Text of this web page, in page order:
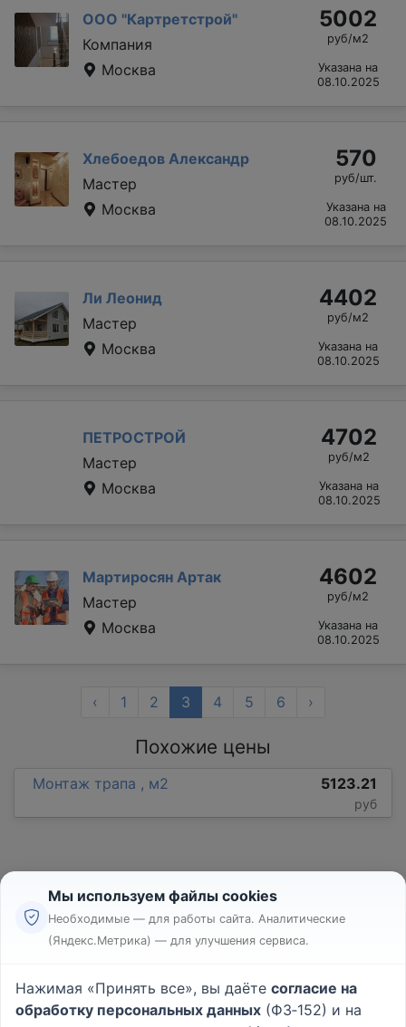
ООО "Картретстрой"
Компания
Москва
5002
руб/м2
Указана на
08.10.2025
Хлебоедов Александр
Мастер
Москва
570
руб/шт.
Указана на
08.10.2025
Ли Леонид
Мастер
Москва
4402
руб/м2
Указана на
08.10.2025
ПЕТРОСТРОЙ
Мастер
Москва
4702
руб/м2
Указана на
08.10.2025
Мартиросян Артак
Мастер
Москва
4602
руб/м2
Указана на
08.10.2025
‹ 1 2 3 4 5 6 ›
Похожие цены
Монтаж трапа , м2 5123.21
руб
Реклама
Пользовательское соглашение
Политика конфиденциальности
Мы используем файлы cookies
Необходимые — для работы сайта. Аналитические
(Яндекс.Метрика) — для улучшения сервиса.
Нажимая «Принять все», вы даёте согласие на
обработку персональных данных (ФЗ‑152) и на